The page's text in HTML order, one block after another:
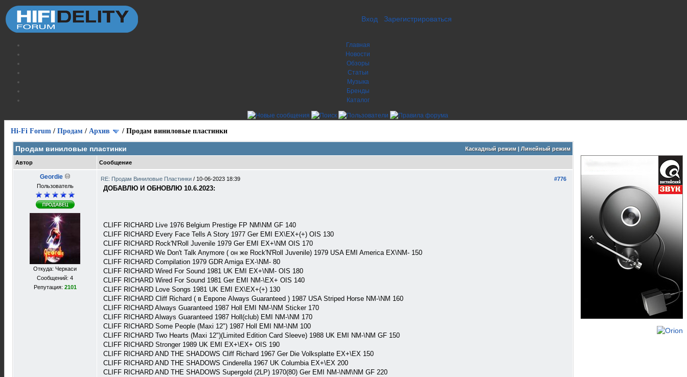
Вход Зарегистрироваться
Главная
Новости
Обзоры
Статьи
Музыка
Бренды
Каталог
Hi-Fi Forum / Продам / Архив / Продам виниловые пластинки
Каскадный режим| Линейный режим
Продам виниловые пластинки
Автор Сообщение
Geordie
Пользователь
Откуда: Черкаси
Сообщений: 4
Репутация: 2101
#776
RE: Продам Виниловые Пластинки / 10-06-2023 18:39
ДОБАВЛЮ И ОБНОВЛЮ 10.6.2023:
CLIFF RICHARD Live 1976 Belgium Prestige FP NM\NM GF 140
CLIFF RICHARD Every Face Tells A Story 1977 Ger EMI EX\EX+(+) OIS 130
CLIFF RICHARD Rock'N'Roll Juvenile 1979 Ger EMI EX+\NM OIS 170
CLIFF RICHARD We Don't Talk Anymore ( он же Rock'N'Roll Juvenile) 1979 USA EMI America EX\NM- 150
CLIFF RICHARD Compilation 1979 GDR Amiga EX-\NM- 80
CLIFF RICHARD Wired For Sound 1981 UK EMI EX+\NM- OIS 180
CLIFF RICHARD Wired For Sound 1981 Ger EMI NM-\EX+ OIS 140
CLIFF RICHARD Love Songs 1981 UK EMI EX\EX+(+) 130
CLIFF RICHARD Cliff Richard ( в Европе Always Guaranteed ) 1987 USA Striped Horse NM-\NM 160
CLIFF RICHARD Always Guaranteed 1987 Holl EMI NM-\NM Sticker 170
CLIFF RICHARD Always Guaranteed 1987 Holl(club) EMI NM-\NM 170
CLIFF RICHARD Some People (Maxi 12") 1987 Holl EMI NM-\NM 100
CLIFF RICHARD Two Hearts (Maxi 12")(Limited Edition Card Sleeve) 1988 UK EMI NM-\NM GF 150
CLIFF RICHARD Stronger 1989 UK EMI EX+\EX+ OIS 190
CLIFF RICHARD AND THE SHADOWS Cliff Richard 1967 Ger Die Volksplatte EX+\EX 150
CLIFF RICHARD AND THE SHADOWS Cinderella 1967 UK Columbia EX+\EX 200
CLIFF RICHARD AND THE SHADOWS Supergold (2LP) 1970(80) Ger EMI NM-\NM\NM GF 220